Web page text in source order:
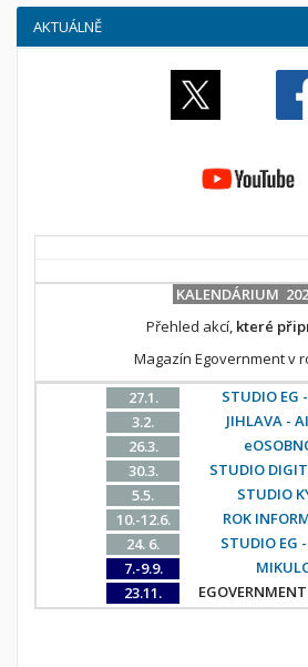
AKTUÁLNĚ
KALENDÁRIUM
Přehled akcí, které
Magazín Egovernment v
27.1.
STUDIO EG
3.2.
JIHLAVA -
26.3.
30.3.
STUDIO
5.5.
STUDIO
10.-12.6.
ROK
24. 6.
STUDIO EG
7.-9.9.
23.11.